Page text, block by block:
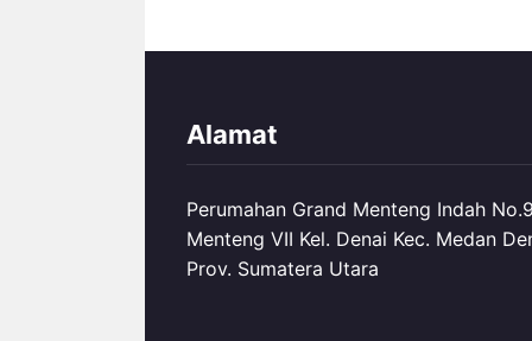
Alamat
Perumahan Grand Menteng Indah
Menteng VII Kel. Denai Kec. Medan
Prov. Sumatera Utara